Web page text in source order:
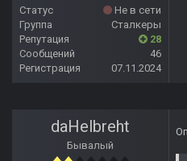
Статус
Не в сети
Группа
Сталкеры
Репутация
28
Сообщений
46
Регистрация
07.11.2024
daHelbreht
Бывалый